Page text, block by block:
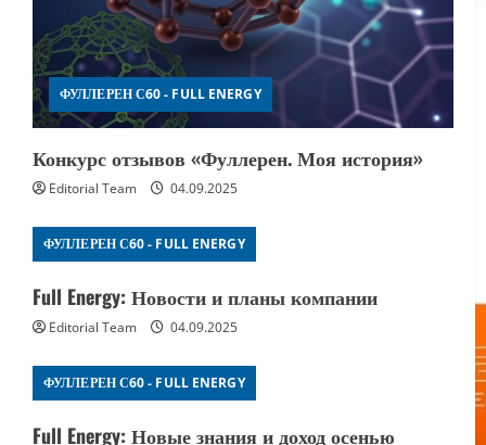
ФУЛЛЕРЕН С60 - FULL ENERGY
Конкурс отзывов «Фуллерен. Моя история»
Editorial Team 04.09.2025
ФУЛЛЕРЕН С60 - FULL ENERGY
Full Energy: Новости и планы компании
Editorial Team 04.09.2025
ФУЛЛЕРЕН С60 - FULL ENERGY
Full Energy: Новые знания и доход осенью